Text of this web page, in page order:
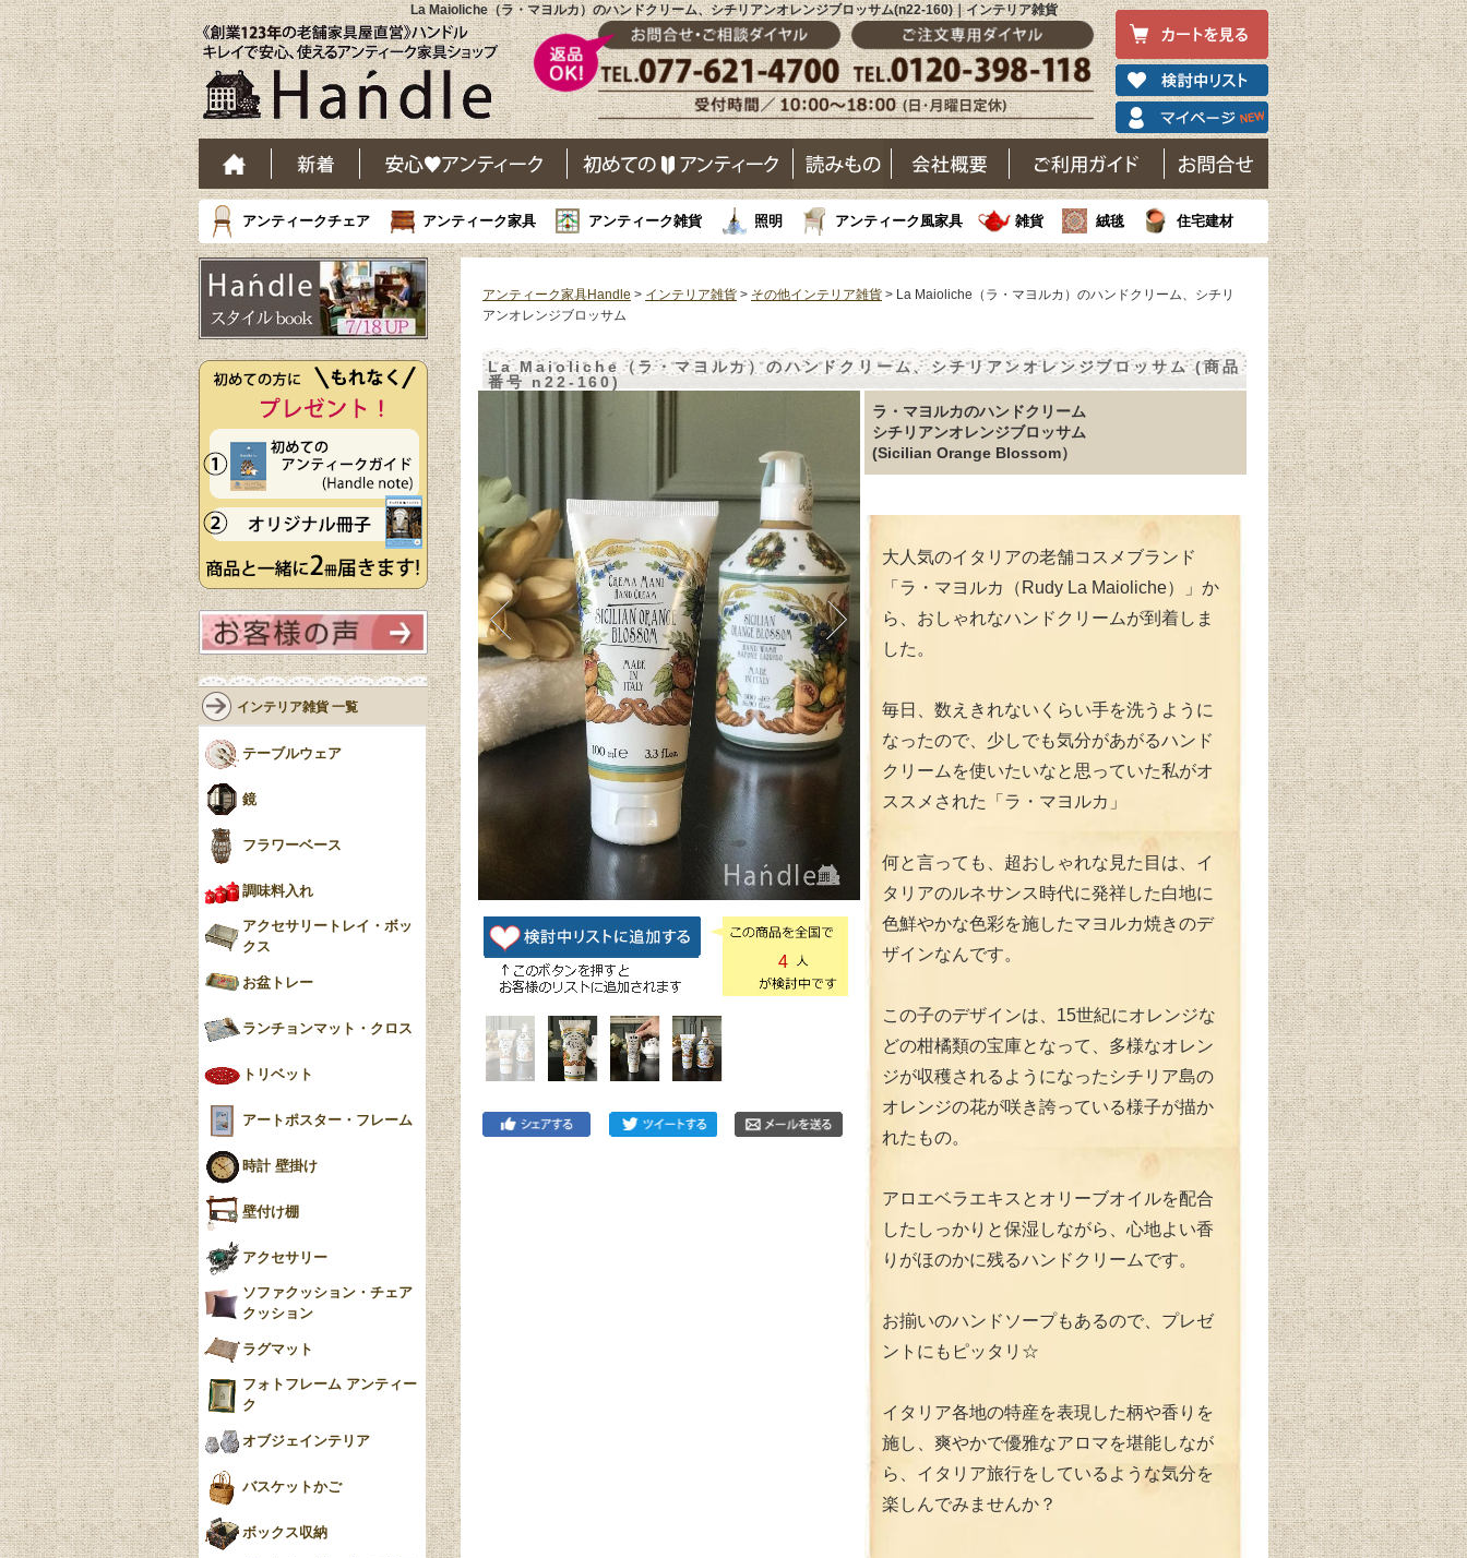
La Maioliche（ラ・マヨルカ）のハンドクリーム、シチリアンオレンジブロッサム(n22-160)｜インテリア雑貨
アンティークチェア アンティーク家具 アンティーク雑貨 照明 アンティーク風家具 雑貨 絨毯 住宅建材
アンティーク家具Handle > インテリア雑貨 > その他インテリア雑貨 > La Maioliche（ラ・マヨルカ）のハンドクリーム、シチリ
アンオレンジブロッサム
La Maioliche（ラ・マヨルカ）のハンドクリーム、シチリアンオレンジブロッサム (商品
番号 n22-160)
4
ラ・マヨルカのハンドクリーム
シチリアンオレンジブロッサム
(Sicilian Orange Blossom）
大人気のイタリアの老舗コスメブランド
「ラ・マヨルカ（Rudy La Maioliche）」か
ら、おしゃれなハンドクリームが到着しま
した。
毎日、数えきれないくらい手を洗うように
なったので、少しでも気分があがるハンド
クリームを使いたいなと思っていた私がオ
ススメされた「ラ・マヨルカ」
何と言っても、超おしゃれな見た目は、イ
タリアのルネサンス時代に発祥した白地に
色鮮やかな色彩を施したマヨルカ焼きのデ
ザインなんです。
この子のデザインは、15世紀にオレンジな
どの柑橘類の宝庫となって、多様なオレン
ジが収穫されるようになったシチリア島の
オレンジの花が咲き誇っている様子が描か
れたもの。
アロエベラエキスとオリーブオイルを配合
したしっかりと保湿しながら、心地よい香
りがほのかに残るハンドクリームです。
お揃いのハンドソープもあるので、プレゼ
ントにもピッタリ☆
イタリア各地の特産を表現した柄や香りを
施し、爽やかで優雅なアロマを堪能しなが
ら、イタリア旅行をしているような気分を
楽しんでみませんか？
インテリア雑貨 一覧
テーブルウェア
鏡
フラワーベース
調味料入れ
アクセサリートレイ・ボッ
クス
お盆トレー
ランチョンマット・クロス
トリベット
アートポスター・フレーム
時計 壁掛け
壁付け棚
アクセサリー
ソファクッション・チェア
クッション
ラグマット
フォトフレーム アンティー
ク
オブジェインテリア
バスケットかご
ボックス収納